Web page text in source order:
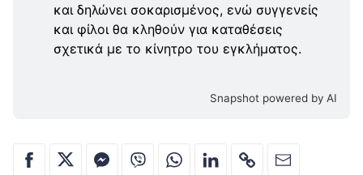
και δηλώνει σοκαρισμένος, ενώ συγγενείς
και φίλοι θα κληθούν για καταθέσεις
σχετικά με το κίνητρο του εγκλήματος.
Snapshot powered by AI